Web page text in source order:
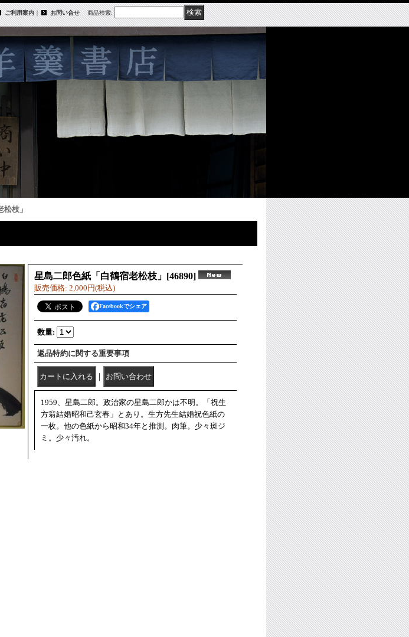
ご利用案内｜ お問い合せ 商品検索:
枝」
星島二郎色紙「白鶴宿老松枝」 [46890]
販売価格: 2,000円(税込)
Facebookでシェア
数量:
返品特約に関する重要事項
｜
1959、星島二郎。政治家の星島二郎かは不明。「祝生
方翁結婚昭和己玄春」とあり。生方先生結婚祝色紙の
一枚。他の色紙から昭和34年と推測。肉筆。少々斑ジ
ミ。少々汚れ。